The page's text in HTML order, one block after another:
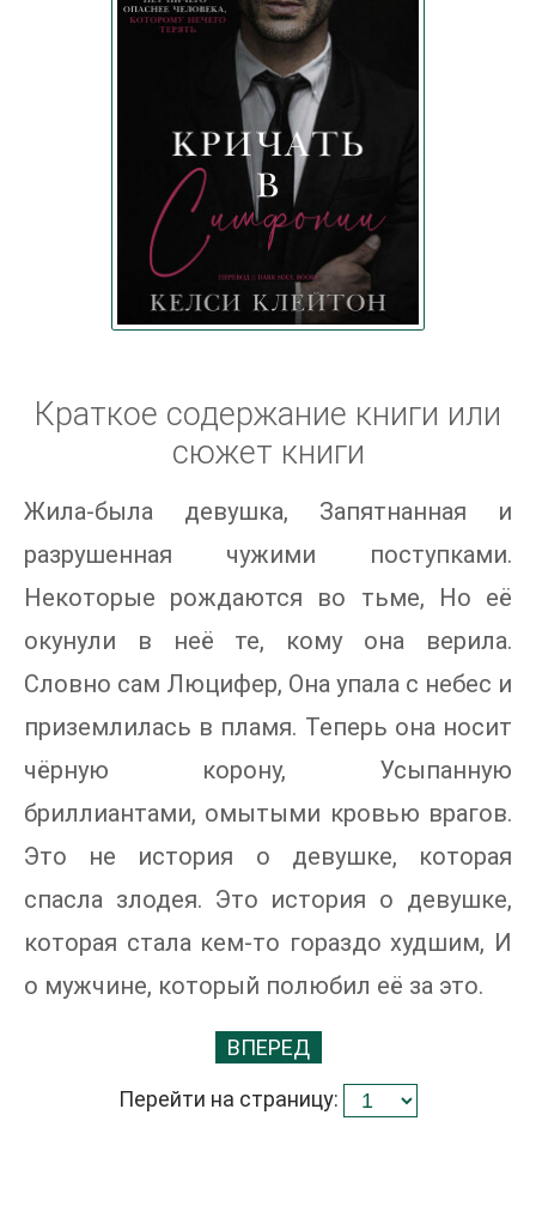
Краткое содержание книги или
сюжет книги
Жила-была девушка, Запятнанная и
разрушенная чужими поступками.
Некоторые рождаются во тьме, Но её
окунули в неё те, кому она верила.
Словно сам Люцифер, Она упала с небес и
приземлилась в пламя. Теперь она носит
чёрную корону, Усыпанную
бриллиантами, омытыми кровью врагов.
Это не история о девушке, которая
спасла злодея. Это история о девушке,
которая стала кем-то гораздо худшим, И
о мужчине, который полюбил её за это.
ВПЕРЕД
Перейти на страницу: